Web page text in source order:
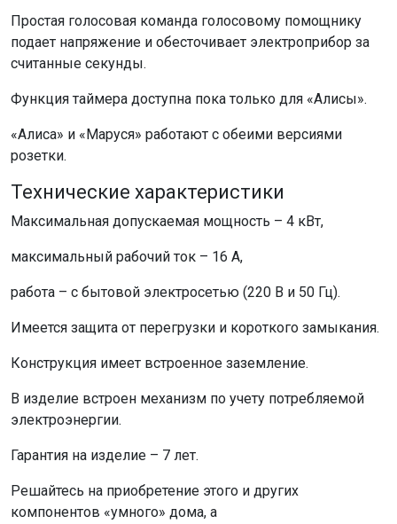
Простая голосовая команда голосовому помощнику
подает напряжение и обесточивает электроприбор за
считанные секунды.
Функция таймера доступна пока только для «Алисы».
«Алиса» и «Маруся» работают с обеими версиями
розетки.
Технические характеристики
Максимальная допускаемая мощность – 4 кВт,
максимальный рабочий ток – 16 А,
работа – с бытовой электросетью (220 В и 50 Гц).
Имеется защита от перегрузки и короткого замыкания.
Конструкция имеет встроенное заземление.
В изделие встроен механизм по учету потребляемой
электроэнергии.
Гарантия на изделие – 7 лет.
Решайтесь на приобретение этого и других
компонентов «умного» дома, а